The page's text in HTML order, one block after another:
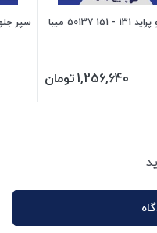
سپر جلو پراید 131 - 151 50137 میبا
1,256,640تومان
سپر جلو